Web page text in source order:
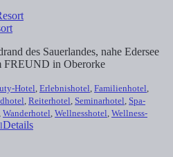
des Sauerlandes, nahe Edersee
FREUND in Oberorke
Hotel Erlebnishotel Familienhotel
Reiterhotel Seminarhotel Spa-
Wanderhotel Wellnesshotel Wellness-
Details